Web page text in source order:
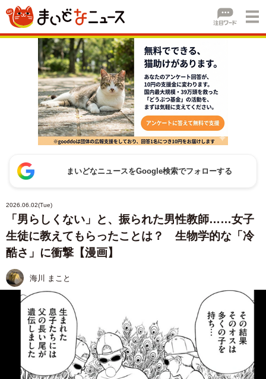
まいどなニュースをGoogle検索でフォローする
2026.06.02(Tue)
「男らしくない」と、振られた男性教師……女子
生徒に教えてもらったことは？ 生物学的な「冷
酷さ」に衝撃【漫画】
海川 まこと